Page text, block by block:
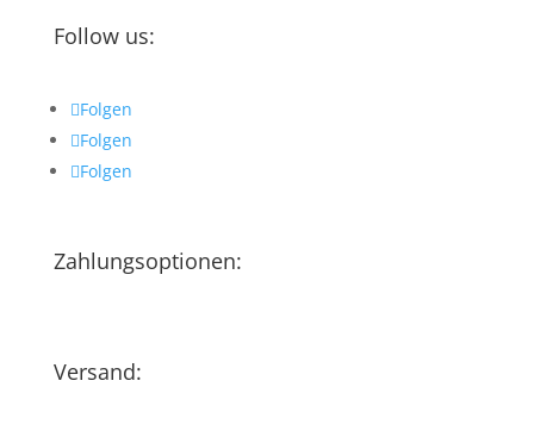
Follow us:
Folgen
Folgen
Folgen
Zahlungsoptionen:
Versand: